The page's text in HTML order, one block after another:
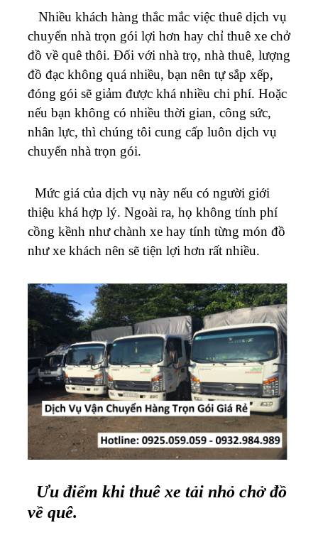
Nhiều khách hàng thắc mắc việc thuê dịch vụ
chuyển nhà trọn gói lợi hơn hay chỉ thuê xe chở
đồ về quê thôi. Đối với nhà trọ, nhà thuê, lượng
đồ đạc không quá nhiều, bạn nên tự sắp xếp,
đóng gói sẽ giảm được khá nhiều chi phí. Hoặc
nếu bạn không có nhiều thời gian, công sức,
nhân lực, thì chúng tôi cung cấp luôn dịch vụ
chuyển nhà trọn gói.
Mức giá của dịch vụ này nếu có người giới
thiệu khá hợp lý. Ngoài ra, họ không tính phí
cồng kềnh như chành xe hay tính từng món đồ
như xe khách nên sẽ tiện lợi hơn rất nhiều.
Ưu điểm khi thuê xe tải nhỏ chở đồ
về quê.